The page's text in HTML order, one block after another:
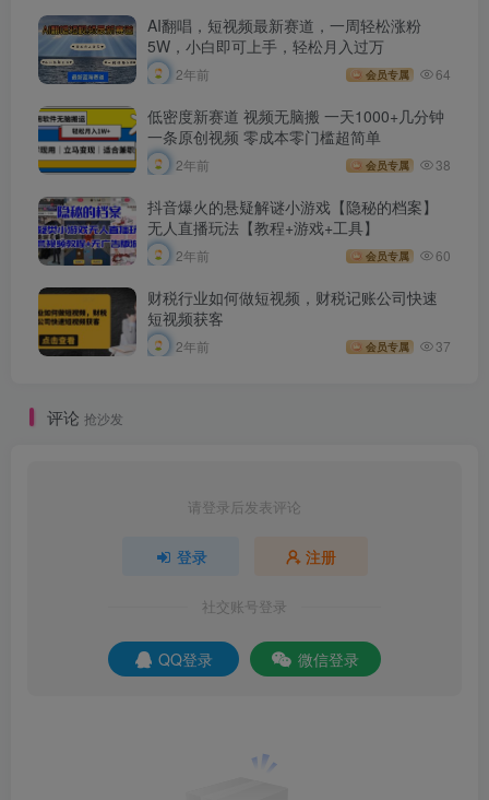
AI翻唱，短视频最新赛道，一周轻松涨粉
5W，小白即可上手，轻松月入过万
2年前 会员专属 64
低密度新赛道 视频无脑搬 一天1000+几分钟
一条原创视频 零成本零门槛超简单
2年前 会员专属 38
抖音爆火的悬疑解谜小游戏【隐秘的档案】
无人直播玩法【教程+游戏+工具】
2年前 会员专属 60
财税行业如何做短视频，财税记账公司快速
短视频获客
2年前 会员专属 37
评论 抢沙发
请登录后发表评论
登录 注册
社交账号登录
QQ登录 微信登录